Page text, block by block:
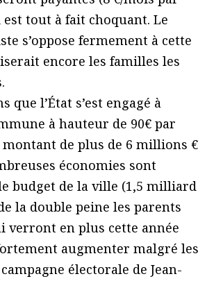
est tout à fait choquant. Le
s’oppose fermement à cette
encore les familles les
que l’État s’est engagé à
à hauteur de 90€ par
de plus de 6 millions €
économies sont
budget de la ville (1,5 milliard
la double peine les parents
verront en plus cette année
augmenter malgré les
électorale de Jean-